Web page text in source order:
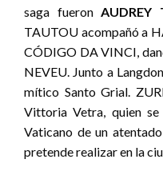
saga fueron AUDREY
TAUTOU acompañó a
CÓDIGO DA VINCI,
NEVEU. Junto a
mítico Santo Grial.
Vittoria Vetra, quien
Vaticano de un
pretende realizar en la